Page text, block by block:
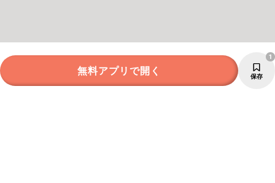
無料アプリで開く 保存
1